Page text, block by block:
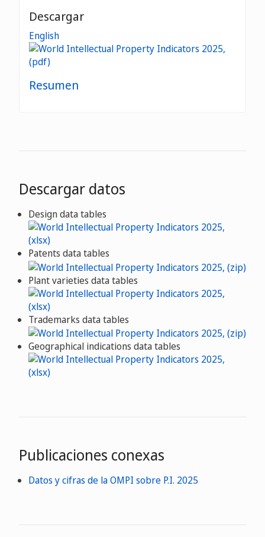
Descargar
English
Resumen
Descargar datos
Design data tables
Patents data tables
Plant varieties data tables
Trademarks data tables
Geographical indications data tables
Publicaciones conexas
Datos y cifras de la OMPI sobre P.I. 2025